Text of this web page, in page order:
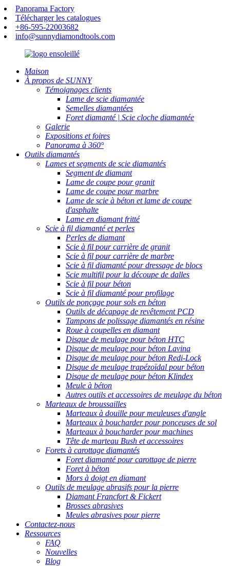
Panorama Factory
Télécharger les catalogues
+86-595-22003682
info@sunnydiamondtools.com
Maison
À propos de SUNNY
Témoignages clients
Lame de scie diamantée
Semelles diamantées
Foret diamanté | Scie cloche diamantée
Galerie
Expositions et foires
Panorama à 360°
Outils diamantés
Lames et segments de scie diamantés
Segment de diamant
Lame de coupe pour granit
Lame de coupe pour marbre
Lame de scie à béton et lame de coupe
d'asphalte
Lame en diamant fritté
Scie à fil diamanté et perles
Perles de diamant
Scie à fil pour carrière de granit
Scie à fil pour carrière de marbre
Scie à fil diamanté pour dressage de blocs
Scie multifil pour la découpe de dalles
Scie à fil pour béton
Scie à fil diamanté pour profilage
Outils de ponçage pour sols en béton
Outils de décapage de revêtement PCD
Tampons de polissage diamantés en résine
Roue à coupelles en diamant
Disque de meulage pour béton HTC
Disque de meulage pour béton Lavina
Disque de meulage pour béton Redi-Lock
Disque de meulage trapézoïdal pour béton
Disque de meulage pour béton Klindex
Meule à béton
Autres outils et accessoires de meulage du béton
Marteaux de broussailles
Marteaux à douille pour meuleuses d'angle
Marteaux à boucharder pour ponceuses de sol
Marteaux à boucharder pour machines
Tête de marteau Bush et accessoires
Forets à carottage diamantés
Foret diamanté pour carottage de pierre
Foret à béton
Mors à doigt en diamant
Outils de meulage abrasifs pour la pierre
Diamant Francfort & Fickert
Brosses abrasives
Meules abrasives pour pierre
Contactez-nous
Ressources
FAQ
Nouvelles
Blog